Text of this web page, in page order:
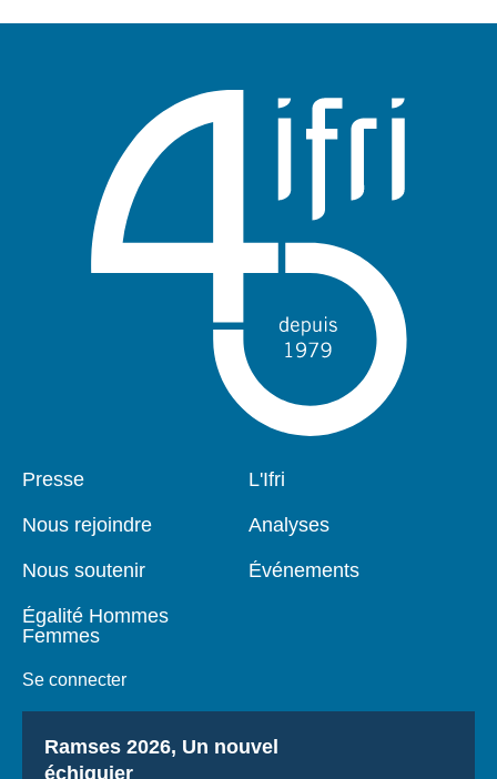
Pied
Presse
Nous rejoindre
Nous soutenir
Égalité Hommes
Femmes
Se connecter
Navigation
L'Ifri
Analyses
Événements
Titre
Ramses 2026, Un nouvel
échiquier